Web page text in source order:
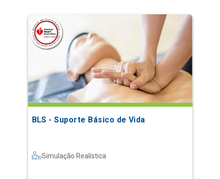
BLS - Suporte Básico de Vida
Simulação Realística